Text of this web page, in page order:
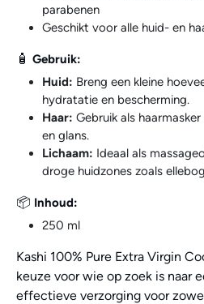
parabenen
Geschikt voor alle huid- en
🧴 Gebruik:
Huid: Breng een kleine
hydratatie en bescherming.
Haar: Gebruik als
en glans.
Lichaam: Ideaal als
droge huidzones zoals
📦 Inhoud:
250 ml
Kashi 100% Pure Extra Virgin
keuze voor wie op zoek is naar
effectieve verzorging voor